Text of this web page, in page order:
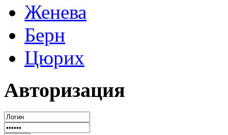
Женева
Берн
Цюрих
Авторизация